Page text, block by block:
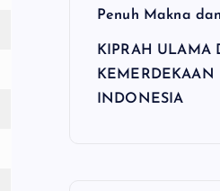
Penuh Makna
KIPRAH ULAMA
KEMERDEKAAN
INDONESIA